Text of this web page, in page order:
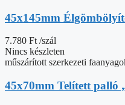
45x145mm
7.780 Ft /szál
Nincs készleten
műszárított szerkezeti
45x70mm Telített palló